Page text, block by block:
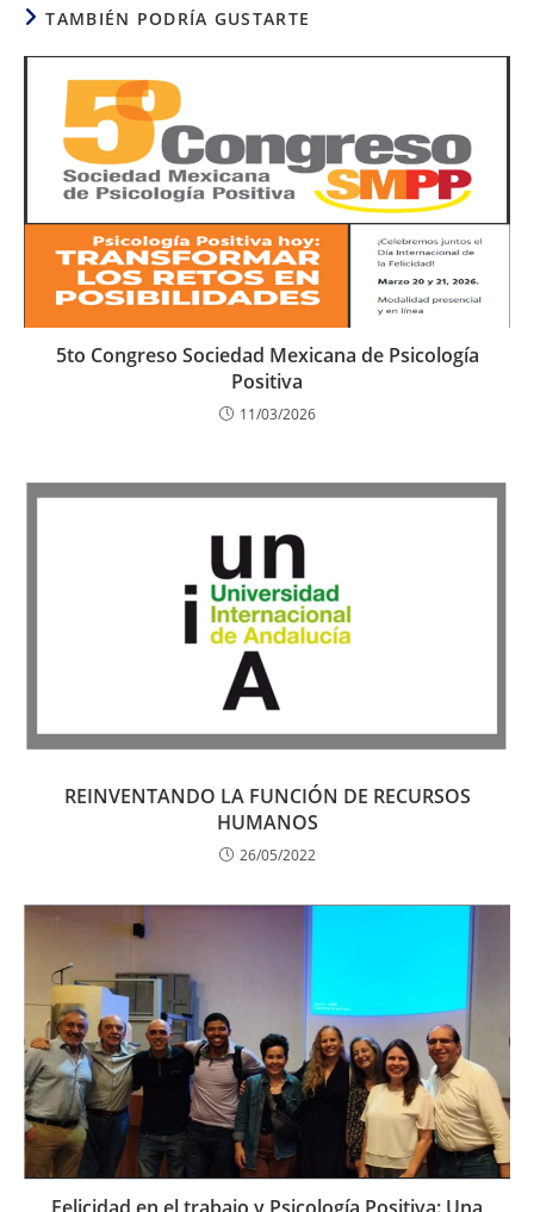
TAMBIÉN PODRÍA GUSTARTE
5to Congreso Sociedad Mexicana de Psicología
Positiva
11/03/2026
REINVENTANDO LA FUNCIÓN DE RECURSOS
HUMANOS
26/05/2022